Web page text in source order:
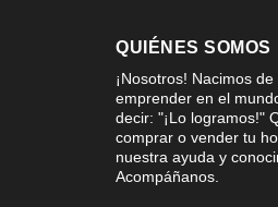
QUIÉNES SOMOS
¡Nosotros! Nacimos
emprender en el
decir: "¡Lo logramos!"
comprar o vender tu
nuestra ayuda y
Acompáñanos.